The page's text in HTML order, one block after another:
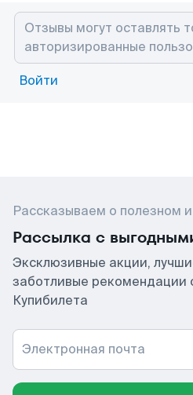
Войти
Рассказываем о полезном
Рассылка с
Эксклюзивные акции,
заботливые рекомендации
Купибилета
Электронная почта